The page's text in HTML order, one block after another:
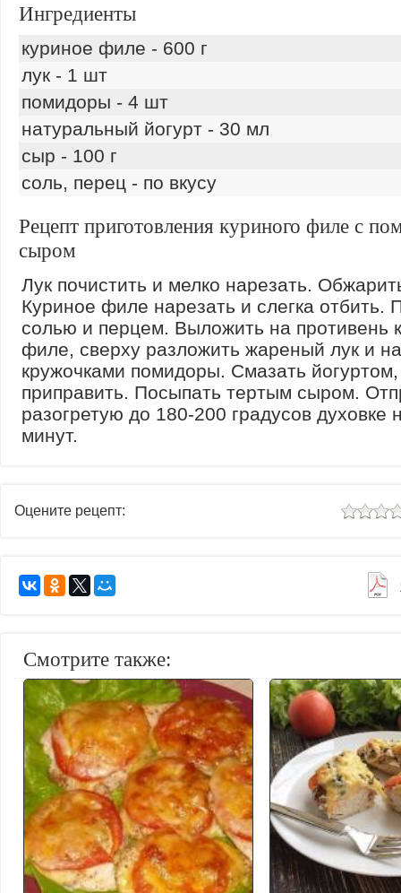
Ингредиенты
куриное филе - 600 г
лук - 1 шт
помидоры - 4 шт
натуральный йогурт - 30 мл
сыр - 100 г
соль, перец - по вкусу
Рецепт приготовления куриного филе с
сыром
Лук почистить и мелко нарезать.
Куриное филе нарезать и слегка отбить.
солью и перцем. Выложить на противень
филе, сверху разложить жареный лук и
кружочками помидоры. Смазать
приправить. Посыпать тертым сыром.
разогретую до 180-200 градусов духовке
минут.
Оцените рецепт:
Смотрите также: